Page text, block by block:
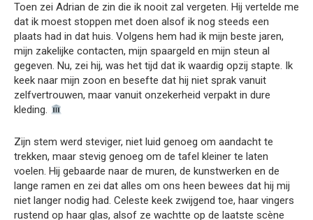
Toen zei Adrian de zin die ik nooit zal vergeten. Hij vertelde me
dat ik moest stoppen met doen alsof ik nog steeds een
plaats had in dat huis. Volgens hem had ik mijn beste jaren,
mijn zakelijke contacten, mijn spaargeld en mijn steun al
gegeven. Nu, zei hij, was het tijd dat ik waardig opzij stapte. Ik
keek naar mijn zoon en besefte dat hij niet sprak vanuit
zelfvertrouwen, maar vanuit onzekerheid verpakt in dure
kleding.
Zijn stem werd steviger, niet luid genoeg om aandacht te
trekken, maar stevig genoeg om de tafel kleiner te laten
voelen. Hij gebaarde naar de muren, de kunstwerken en de
lange ramen en zei dat alles om ons heen bewees dat hij mij
niet langer nodig had. Celeste keek zwijgend toe, haar vingers
rustend op haar glas, alsof ze wachtte op de laatste scène